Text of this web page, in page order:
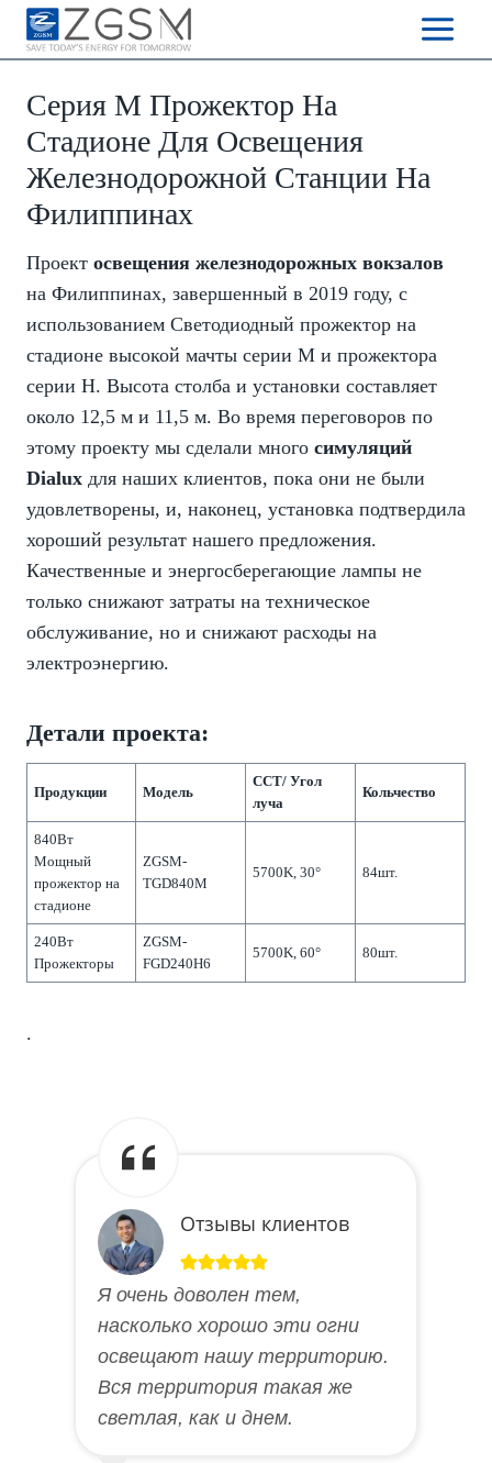
Skip
Серия M Прожектор На
Стадионе Для Освещения
Железнодорожной Станции На
Филиппинах
Проект освещения железнодорожных вокзалов
на Филиппинах, завершенный в 2019 году, с
использованием Светодиодный прожектор на
стадионе высокой мачты серии M и прожектора
серии H. Высота столба и установки составляет
около 12,5 м и 11,5 м. Во время переговоров по
этому проекту мы сделали много симуляций
Dialux для наших клиентов, пока они не были
удовлетворены, и, наконец, установка подтвердила
хороший результат нашего предложения.
Качественные и энергосберегающие лампы не
только снижают затраты на техническое
обслуживание, но и снижают расходы на
электроэнергию.
Детали проекта:
Продукции Модель
CCT/ Угол
луча
Кольчество
840Вт
Мощный
прожектор на
стадионе
ZGSM-
TGD840M
5700K, 30° 84шт.
240Вт
Прожекторы
ZGSM-
FGD240H6
5700K, 60° 80шт.
.
Отзывы клиентов
Я очень доволен тем,
насколько хорошо эти огни
освещают нашу территорию.
Вся территория такая же
светлая, как и днем.